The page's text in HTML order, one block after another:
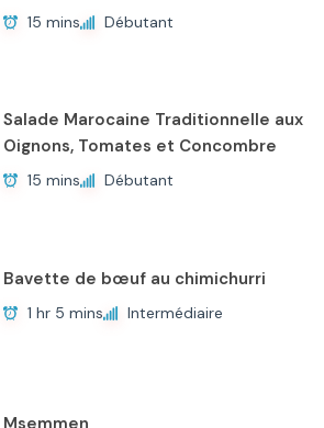
15 mins Débutant
Salade Marocaine Traditionnelle aux
Oignons, Tomates et Concombre
15 mins Débutant
Bavette de bœuf au chimichurri
1 hr 5 mins Intermédiaire